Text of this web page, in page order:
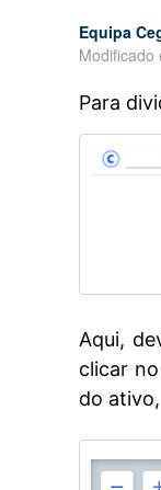
Equipa
Modificado
Para
Aqui,
clicar
do